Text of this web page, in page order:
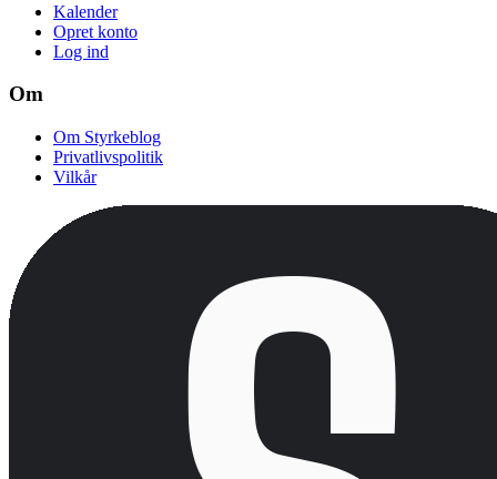
Kalender
Opret konto
Log ind
Om
Om Styrkeblog
Privatlivspolitik
Vilkår